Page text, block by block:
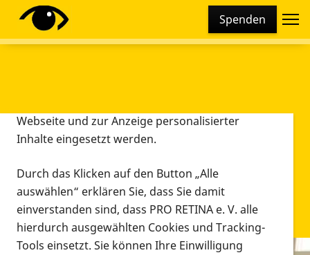
Spenden
Diese Webseite setzt verschiedene Cookies und
Tracking-Tools ein. Dies beinhaltet Cookies und
Webseite und zur Anzeige personalisierter
Inhalte eingesetzt werden.
Durch das Klicken auf den Button „Alle
auswählen“ erklären Sie, dass Sie damit
einverstanden sind, dass PRO RETINA e. V. alle
hierdurch ausgewählten Cookies und Tracking-
Tools einsetzt. Sie können Ihre Einwilligung